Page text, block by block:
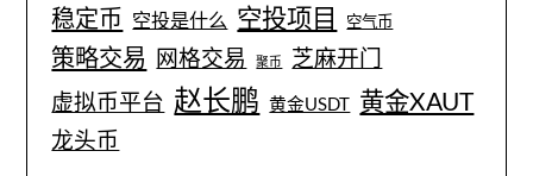
稳定币 空投是什么 空投项目 空气币
策略交易 网格交易 聚币
芝麻开门
虚拟币平台 赵长鹏 黄金USDT 黄金XAUT
龙头币